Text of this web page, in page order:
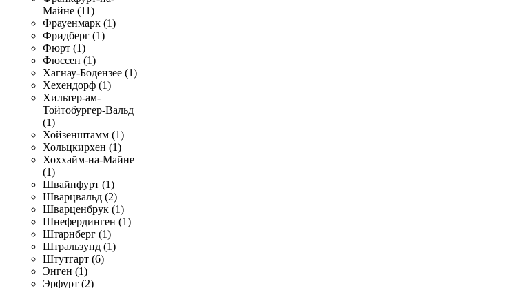
Майне (11)
Фрауенмарк (1)
Фридберг (1)
Фюрт (1)
Фюссен (1)
Хагнау-Бодензее (1)
Хехендорф (1)
Хильтер-ам-
Тойтобургер-Вальд
(1)
Хойзенштамм (1)
Хольцкирхен (1)
Хоххайм-на-Майне
(1)
Швайнфурт (1)
Шварцвальд (2)
Шварценбрук (1)
Шнефердинген (1)
Штарнберг (1)
Штральзунд (1)
Штутгарт (6)
Энген (1)
Эрфурт (2)